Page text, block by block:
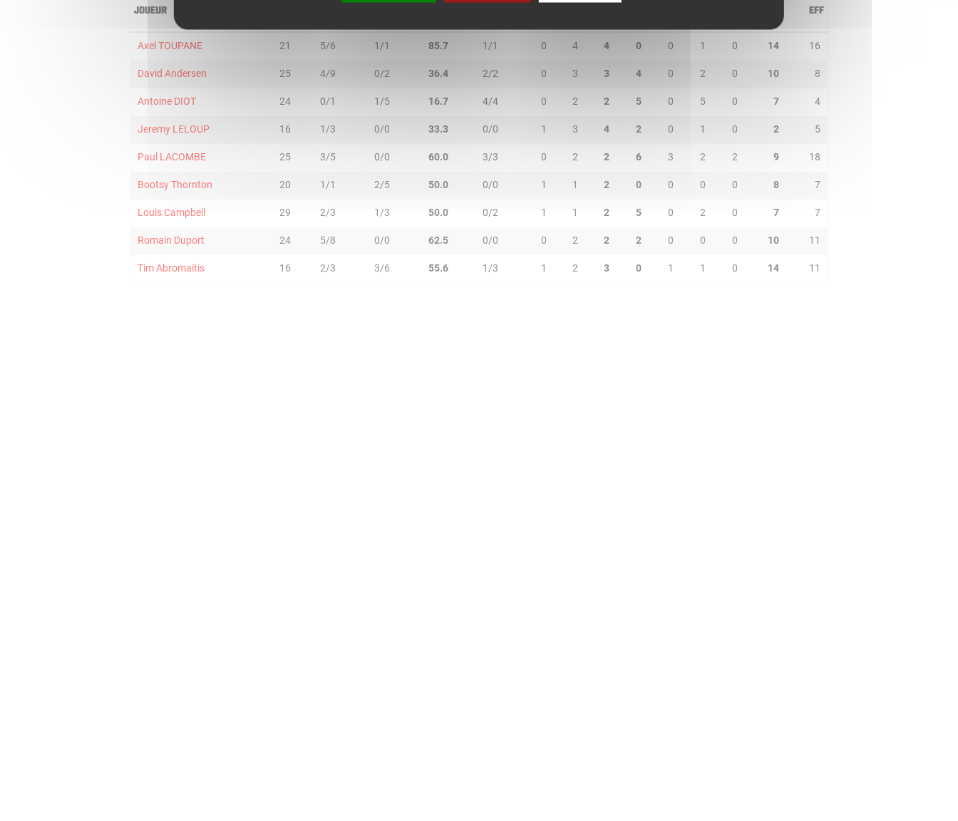
JOUEUR EFF
Axel TOUPANE 21 5/6 1/1 85.7 1/1 0 4 4 0 0 1 0 14 16
David Andersen 25 4/9 0/2 36.4 2/2 0 3 3 4 0 2 0 10 8
Antoine DIOT 24 0/1 1/5 16.7 4/4 0 2 2 5 0 5 0 7 4
Jeremy LELOUP 16 1/3 0/0 33.3 0/0 1 3 4 2 0 1 0 2 5
Paul LACOMBE 25 3/5 0/0 60.0 3/3 0 2 2 6 3 2 2 9 18
Bootsy Thornton 20 1/1 2/5 50.0 0/0 1 1 2 0 0 0 0 8 7
Louis Campbell 29 2/3 1/3 50.0 0/2 1 1 2 5 0 2 0 7 7
Romain Duport 24 5/8 0/0 62.5 0/0 0 2 2 2 0 0 0 10 11
Tim Abromaitis 16 2/3 3/6 55.6 1/3 1 2 3 0 1 1 0 14 11